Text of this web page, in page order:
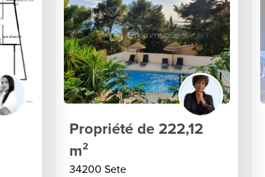
Propriété de 222,12
m²
34200 Sete